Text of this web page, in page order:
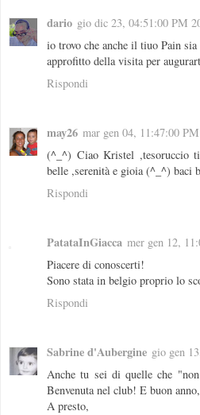
dario gio dic 23, 04:51:00 PM
io trovo che anche il tiuo Pain
approfitto della visita per
Rispondi
may26 mar gen 04, 11:47:00
(^_^) Ciao Kristel ,tesoruccio
belle ,serenità e gioia (^_^) baci
Rispondi
PatataInGiacca mer gen 12,
Piacere di conoscerti!
Sono stata in belgio proprio lo
Rispondi
Sabrine d'Aubergine gio gen
Anche tu sei di quelle che
Benvenuta nel club! E buon
A presto,